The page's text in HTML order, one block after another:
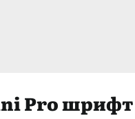
Pro шрифт